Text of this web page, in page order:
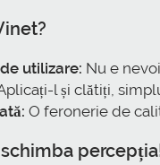
utilizare: Nu e
l și clătiți,
O feronerie de